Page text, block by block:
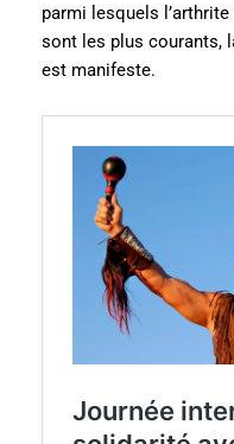
parmi lesquels
sont les plus courants,
est manifeste.